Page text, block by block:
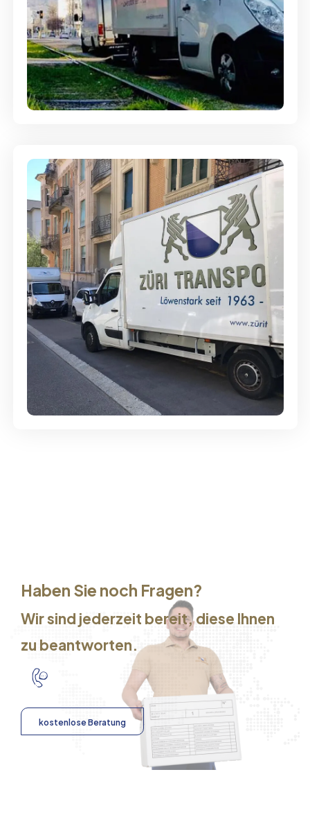
Ein- und Auspackservice
Günstige Umzüge - Hervorragender
Service
Haben Sie noch Fragen?
Wir sind jederzeit bereit, diese Ihnen
zu beantworten.
kostenlose Beratung